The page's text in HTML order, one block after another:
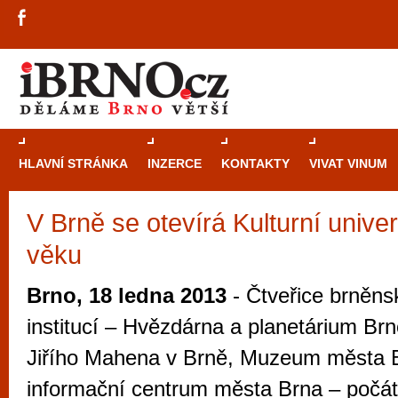
HLAVNÍ STRÁNKA INZERCE KONTAKTY VIVAT VINUM
V Brně se otevírá Kulturní
věku
Brno, 18 ledna 2013 - Čtveřice
institucí – Hvězdárna a planetárium
Jiřího Mahena v Brně, Muzeum města
informační centrum města Brna –
Průvodce
automaty
Brno je
zajímavé
restaurace,
Mimo jiné je ale také místem, kde si